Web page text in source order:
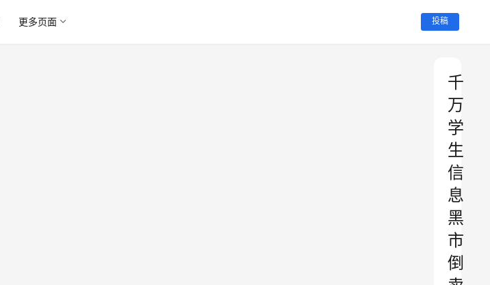
更多页面 投稿
千
万
学
生
信
息
黑
市
倒